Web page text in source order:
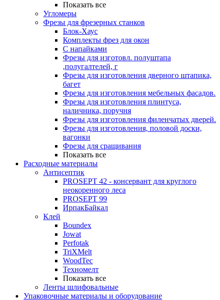
Показать все
Угломеры
Фрезы для фрезерных станков
Блок-Хаус
Комплекты фрез для окон
С напайками
Фрезы для изготовл. полуштапа
,полугалтелей, г
Фрезы для изготовления дверного штапика,
багет
Фрезы для изготовления мебельных фасадов.
Фрезы для изготовления плинтуса,
наличника, поручня
Фрезы для изготовления филенчатых дверей.
Фрезы для изготовления, половой доски,
вагонки
Фрезы для сращивания
Показать все
Расходные материалы
Антисептик
PROSEPT 42 - консервант для круглого
неокоренного леса
PROSEPT 99
ИрпакБайкал
Клей
Boundex
Jowat
Perfotak
TriXMelt
WoodTec
Техномелт
Показать все
Ленты шлифовальные
Упаковочные материалы и оборудование